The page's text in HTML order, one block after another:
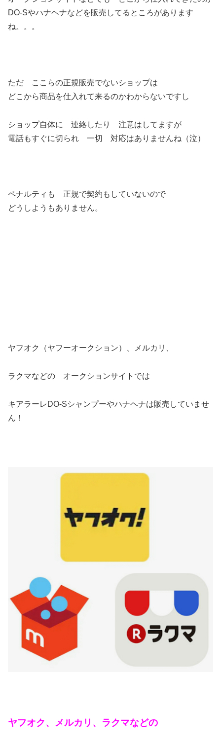
DO-Sやハナヘナなどを販売してるところがあります
ね。。。
ただ ここらの正規販売でないショップは
どこから商品を仕入れて来るのかわからないですし
ショップ自体に 連絡したり 注意はしてますが
電話もすぐに切られ 一切 対応はありませんね（泣）
ペナルティも 正規で契約もしていないので
どうしようもありません。
ヤフオク（ヤフーオークション）、メルカリ、
ラクマなどの オークションサイトでは
キアラーレDO-Sシャンプーやハナヘナは販売していませ
ん！
ヤフオク、メルカリ、ラクマなどの